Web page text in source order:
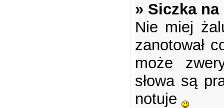
» Siczka
Nie miej
zanotował
może
słowa są
notuje